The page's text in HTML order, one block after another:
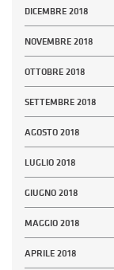
DICEMBRE 2018
NOVEMBRE 2018
OTTOBRE 2018
SETTEMBRE 2018
AGOSTO 2018
LUGLIO 2018
GIUGNO 2018
MAGGIO 2018
APRILE 2018